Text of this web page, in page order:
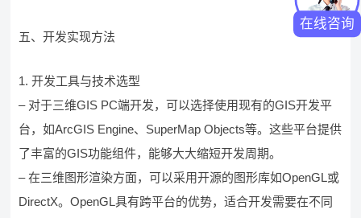
五、开发实现方法
1. 开发工具与技术选型
– 对于三维GIS PC端开发，可以选择使用现有的GIS开发平
台，如ArcGIS Engine、SuperMap Objects等。这些平台提供
了丰富的GIS功能组件，能够大大缩短开发周期。
– 在三维图形渲染方面，可以采用开源的图形库如OpenGL或
DirectX。OpenGL具有跨平台的优势，适合开发需要在不同
在线咨询